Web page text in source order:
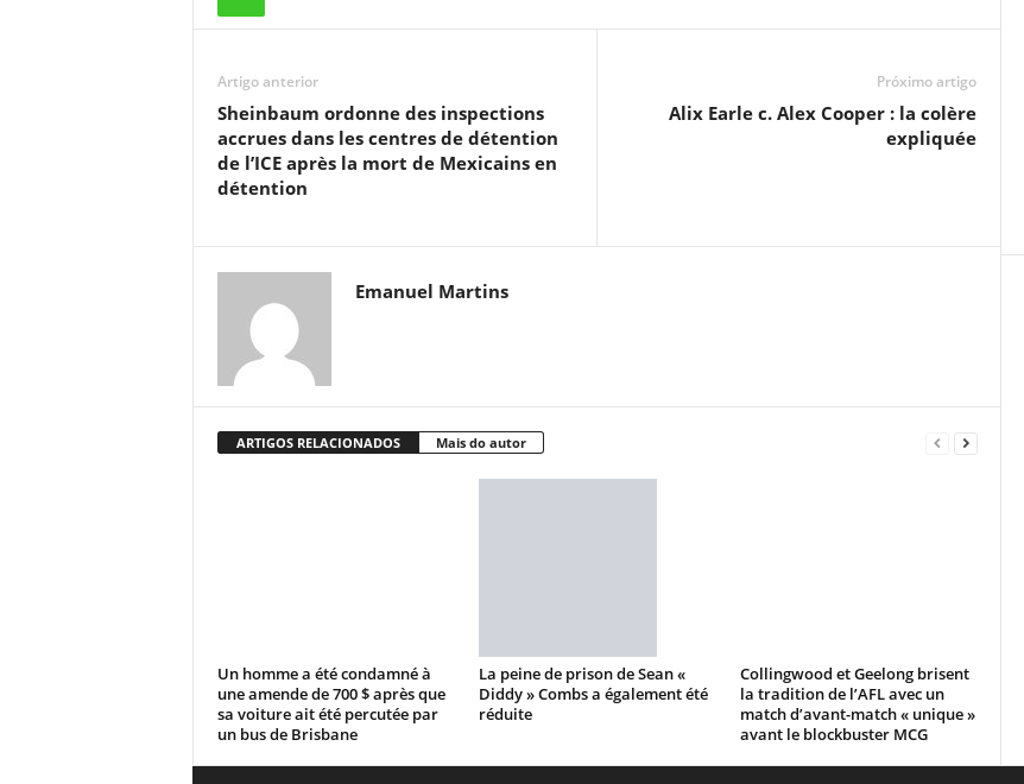
Artigo anterior
Sheinbaum ordonne des inspections
accrues dans les centres de détention
de l’ICE après la mort de Mexicains en
détention
Próximo artigo
Alix Earle c. Alex Cooper : la colère
expliquée
Emanuel Martins
ARTIGOS RELACIONADOS Mais do autor
Un homme a été condamné à
une amende de 700 $ après que
sa voiture ait été percutée par
un bus de Brisbane
La peine de prison de Sean «
Diddy » Combs a également été
réduite
Collingwood et Geelong brisent
la tradition de l’AFL avec un
match d’avant-match « unique »
avant le blockbuster MCG